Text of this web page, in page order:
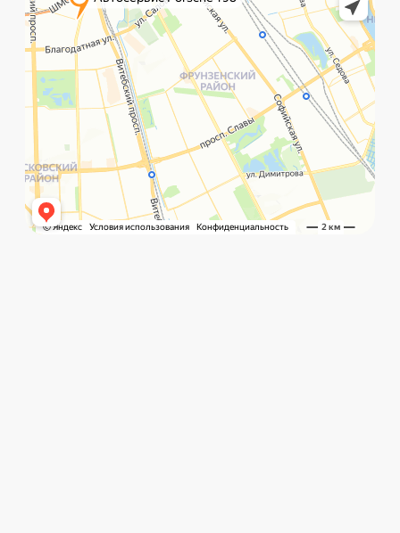
Главная ПозвонитьWhat`s app Контакты Услуги
Политика обработки данных
©️ Porsche 198. Все права защищены 2025
Разработка и маркетинг: Global Code